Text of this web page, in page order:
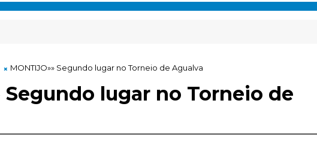
MONTIJO»» Segundo lugar no Torneio de Agualva
Segundo lugar no Torneio de